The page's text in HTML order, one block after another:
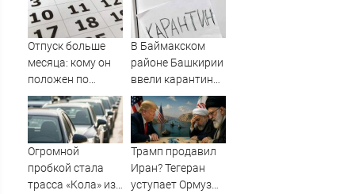
удостоверяющих
личность
Отпуск больше
месяца: кому он
положен по
закону в
Башкирии
В Баймакском
районе Башкирии
ввели карантин
из-за бешенства
Огромной
пробкой стала
трасса «Кола» из-
Трамп продавил
Иран? Тегеран
уступает Ормуз